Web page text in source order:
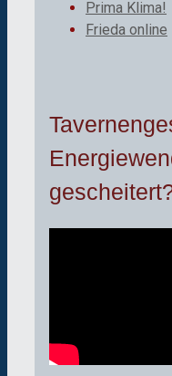
Prima Klima!
Frieda online